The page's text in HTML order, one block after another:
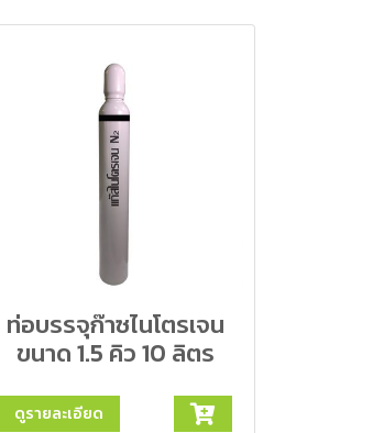
ท่อบรรจุก๊าซไนโตรเจน
ขนาด 1.5 คิว 10 ลิตร
ดูรายละเอียด